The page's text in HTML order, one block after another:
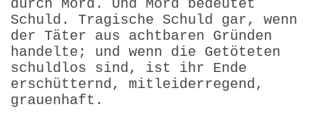
durch Mord. Und Mord bedeutet
Schuld. Tragische Schuld gar, wenn
der Täter aus achtbaren Gründen
handelte; und wenn die Getöteten
schuldlos sind, ist ihr Ende
erschütternd, mitleiderregend,
grauenhaft.